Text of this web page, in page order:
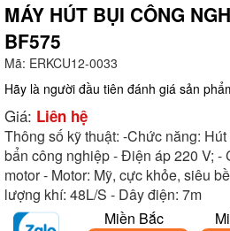
MÁY HÚT BỤI CÔNG
BF575
Mã: ERKCU12-0033
Hãy là người đầu tiên đánh giá sản
Giá: Liên hệ
Thông số kỹ thuật: -Chức năng:
bẩn công nghiệp - Điện áp 220 V; -
motor - Motor: Mỹ, cực khỏe, siêu
lượng khí: 48L/S - Dây điện: 7m
Miền Bắc